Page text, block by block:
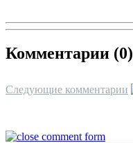
Комментарии (0)
Следующие комментарии